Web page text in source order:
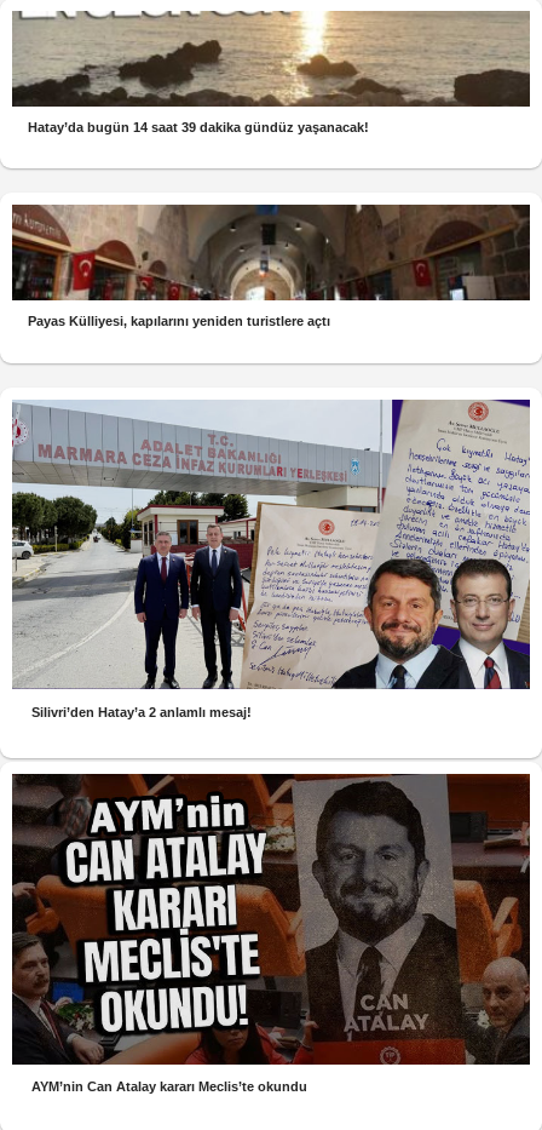
Hatay’da bugün 14 saat 39 dakika gündüz yaşanacak!
Payas Külliyesi, kapılarını yeniden turistlere açtı
Silivri’den Hatay’a 2 anlamlı mesaj!
AYM’nin Can Atalay kararı Meclis’te okundu